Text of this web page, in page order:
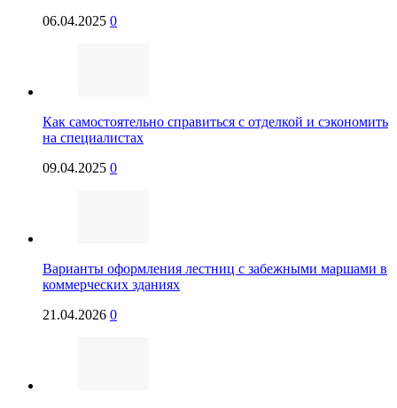
06.04.2025 0
Как самостоятельно справиться с отделкой и сэкономить
на специалистах
09.04.2025 0
Варианты оформления лестниц с забежными маршами в
коммерческих зданиях
21.04.2026 0